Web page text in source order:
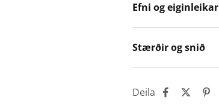
Efni og eiginleikar
Stærðir og snið
Deila